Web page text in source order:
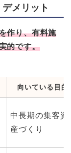
メリット
作り、有料施
的です。
向いている目的
中長期の集客資
産づくり